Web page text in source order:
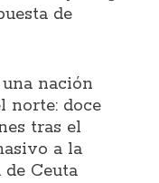
de
nación
norte: doce
tras el
a la
Ceuta